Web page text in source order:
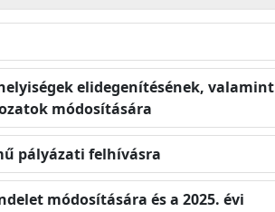
elidegenítésének, valamint
módosítására
pályázati felhívásra
módosítására és a 2025. évi